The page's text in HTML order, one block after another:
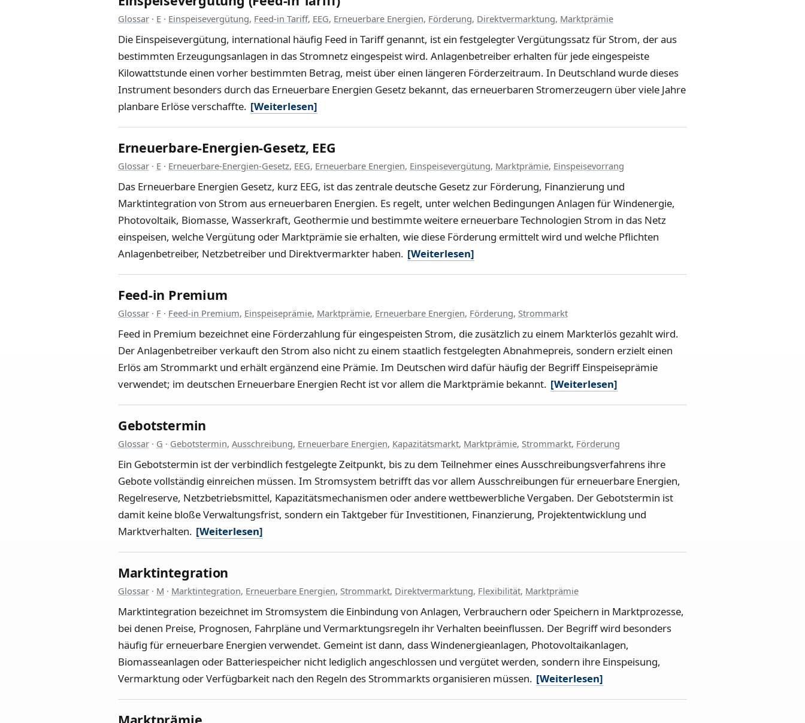
Glossar· E· Einspeisevergütung, Feed-in Tariff, EEG, Erneuerbare Energien, Förderung, Direktvermarktung, Marktprämie
Die Einspeisevergütung, international häufig Feed in Tariff genannt, ist ein festgelegter Vergütungssatz für Strom, der aus
bestimmten Erzeugungsanlagen in das Stromnetz eingespeist wird. Anlagenbetreiber erhalten für jede eingespeiste
Kilowattstunde einen vorher bestimmten Betrag, meist über einen längeren Förderzeitraum. In Deutschland wurde dieses
Instrument besonders durch das Erneuerbare Energien Gesetz bekannt, das erneuerbaren Stromerzeugern über viele Jahre
planbare Erlöse verschaffte. [Weiterlesen]
Erneuerbare-Energien-Gesetz, EEG
Glossar· E· Erneuerbare-Energien-Gesetz, EEG, Erneuerbare Energien, Einspeisevergütung, Marktprämie, Einspeisevorrang
Das Erneuerbare Energien Gesetz, kurz EEG, ist das zentrale deutsche Gesetz zur Förderung, Finanzierung und
Marktintegration von Strom aus erneuerbaren Energien. Es regelt, unter welchen Bedingungen Anlagen für Windenergie,
Photovoltaik, Biomasse, Wasserkraft, Geothermie und bestimmte weitere erneuerbare Technologien Strom in das Netz
einspeisen, welche Vergütung oder Marktprämie sie erhalten, wie diese Förderung ermittelt wird und welche Pflichten
Anlagenbetreiber, Netzbetreiber und Direktvermarkter haben. [Weiterlesen]
Feed-in Premium
Glossar· F· Feed-in Premium, Einspeiseprämie, Marktprämie, Erneuerbare Energien, Förderung, Strommarkt
Feed in Premium bezeichnet eine Förderzahlung für eingespeisten Strom, die zusätzlich zu einem Markterlös gezahlt wird.
Der Anlagenbetreiber verkauft den Strom also nicht zu einem staatlich festgelegten Abnahmepreis, sondern erzielt einen
Erlös am Strommarkt und erhält ergänzend eine Prämie. Im Deutschen wird dafür häufig der Begriff Einspeiseprämie
verwendet; im deutschen Erneuerbare Energien Recht ist vor allem die Marktprämie bekannt. [Weiterlesen]
Gebotstermin
Glossar· G · Gebotstermin, Ausschreibung, Erneuerbare Energien, Kapazitätsmarkt, Marktprämie, Strommarkt, Förderung
Ein Gebotstermin ist der verbindlich festgelegte Zeitpunkt, bis zu dem Teilnehmer eines Ausschreibungsverfahrens ihre
Gebote vollständig einreichen müssen. Im Stromsystem betrifft das vor allem Ausschreibungen für erneuerbare Energien,
Regelreserve, Netzbetriebsmittel, Kapazitätsmechanismen oder andere wettbewerbliche Vergaben. Der Gebotstermin ist
damit keine bloße Verwaltungsfrist, sondern ein Taktgeber für Investitionen, Finanzierung, Projektentwicklung und
Marktverhalten. [Weiterlesen]
Marktintegration
Glossar· M · Marktintegration, Erneuerbare Energien, Strommarkt, Direktvermarktung, Flexibilität, Marktprämie
Marktintegration bezeichnet im Stromsystem die Einbindung von Anlagen, Verbrauchern oder Speichern in Marktprozesse,
bei denen Preise, Prognosen, Fahrpläne und Vermarktungsregeln ihr Verhalten beeinflussen. Der Begriff wird besonders
häufig für erneuerbare Energien verwendet. Gemeint ist dann, dass Windenergieanlagen, Photovoltaikanlagen,
Biomasseanlagen oder Batteriespeicher nicht lediglich angeschlossen und vergütet werden, sondern ihre Einspeisung,
Vermarktung oder Verfügbarkeit nach den Regeln des Strommarkts organisieren müssen. [Weiterlesen]